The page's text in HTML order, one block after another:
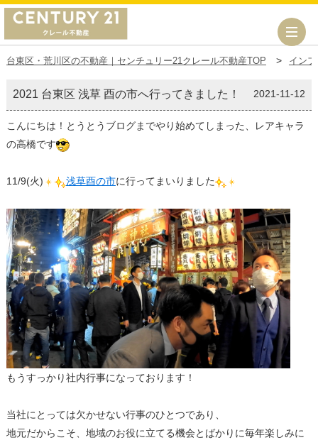
台東区・荒川区の不動産｜センチュリー21クレール不動産TOP イン
2021 台東区 浅草 酉の市へ行ってきました！ 2021-11-12
こんにちは！とうとうブログまでやり始めてしまった、レアキャラ
の高橋です
11/9(火) 浅草酉の市に行ってまいりました
もうすっかり社内行事になっております！
当社にとっては欠かせない行事のひとつであり、
地元だからこそ、地域のお役に立てる機会とばかりに毎年楽しみに